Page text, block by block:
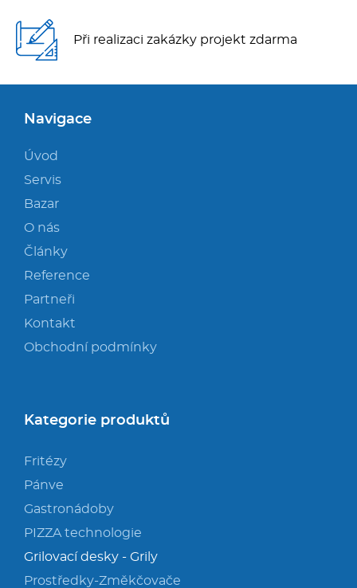
Při realizaci zakázky projekt zdarma
Navigace
Úvod
Servis
Bazar
O nás
Články
Reference
Partneři
Kontakt
Obchodní podmínky
Kategorie produktů
Fritézy
Pánve
Gastronádoby
PIZZA technologie
Grilovací desky - Grily
Prostředky-Změkčovače